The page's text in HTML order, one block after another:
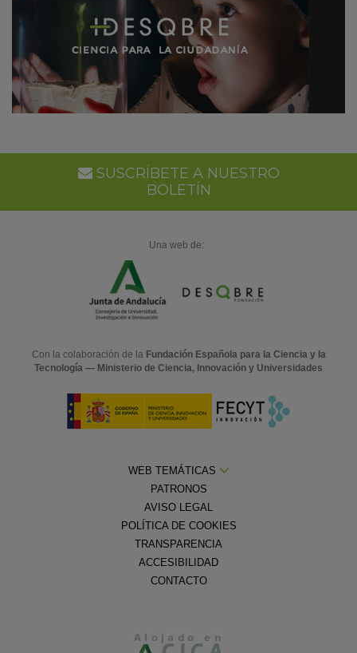
SUSCRÍBETE A NUESTRO
BOLETÍN
Una web de:
Con la colaboración de la Fundación Española para la Ciencia y la
Tecnología — Ministerio de Ciencia, Innovación y Universidades
WEB TEMÁTICAS
PATRONOS
AVISO LEGAL
POLÍTICA DE COOKIES
TRANSPARENCIA
ACCESIBILIDAD
CONTACTO